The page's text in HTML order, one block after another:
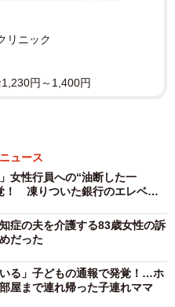
に対し、SNSユーザー達か
信じられない顔で言ってこ
ブホです)私のが信じられな
男友達、お部屋に財布の忘
親父やるな〜って笑って
親父と、自分の彼女が取り
た。」
リニック
円～1,400円
ュース
女性行員への“油断した一
！ 凍りついた銀行のエレベー
症の夫を介護する83歳女性の訴
だった
いる」子どもの通報で発覚！…ホ
屋まで連れ帰った子連れママ